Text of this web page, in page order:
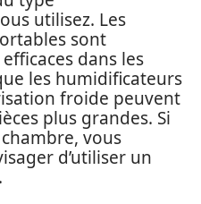
utilisez. Les
sont
dans les
les humidificateurs
froide peuvent
plus grandes. Si
vous
d’utiliser un